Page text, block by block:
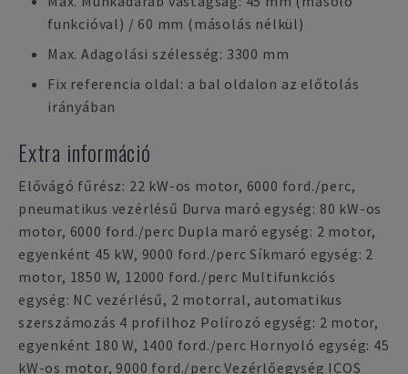
funkcióval) / 60 mm (másolás nélkül)
Max. Adagolási szélesség: 3300 mm
Fix referencia oldal: a bal oldalon az előtolás
irányában
Extra információ
Elővágó fűrész: 22 kW-os motor, 6000 ford./perc,
pneumatikus vezérlésű Durva maró egység: 80 kW-os
motor, 6000 ford./perc Dupla maró egység: 2 motor,
egyenként 45 kW, 9000 ford./perc Síkmaró egység: 2
motor, 1850 W, 12000 ford./perc Multifunkciós
egység: NC vezérlésű, 2 motorral, automatikus
szerszámozás 4 profilhoz Polírozó egység: 2 motor,
egyenként 180 W, 1400 ford./perc Hornyoló egység: 45
kW-os motor, 9000 ford./perc Vezérlőegység ICOS